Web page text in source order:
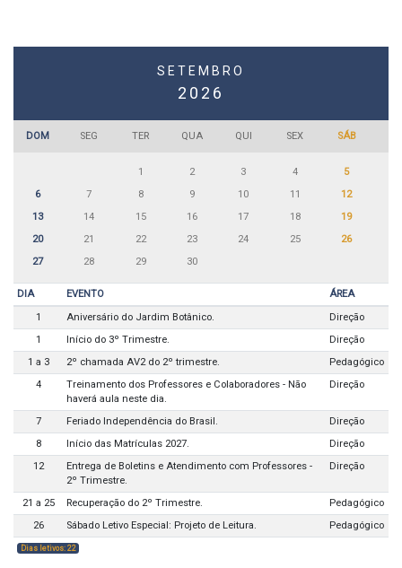
SETEMBRO
2026
DOM SEG TER QUA QUI SEX SÁB
1 2 3 4
5
6
7 8 9 10 11
12
13
14 15 16 17 18
19
20
21 22 23 24 25
26
27
28 29 30
DIA EVENTO
ÁREA
1
Aniversário do Jardim Botânico.
Direção
1
Início do 3º Trimestre.
Direção
1 a 3
2º chamada AV2 do 2º trimestre.
Pedagógico
4
Treinamento dos Professores e Colaboradores - Não
haverá aula neste dia.
Direção
7 Feriado Independência do Brasil.
Direção
8
Início das Matrículas 2027.
Direção
12
Entrega de Boletins e Atendimento com Professores -
2º Trimestre.
Direção
21 a 25 Recuperação do 2º Trimestre.
Pedagógico
26
Sábado Letivo Especial: Projeto de Leitura. Pedagógico
Dias letivos: 22